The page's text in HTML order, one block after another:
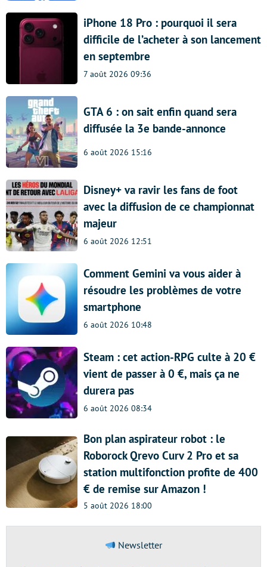
iPhone 18 Pro : pourquoi il sera
difficile de l’acheter à son lancement
en septembre
7 août 2026 09:36
GTA 6 : on sait enfin quand sera
diffusée la 3e bande-annonce
6 août 2026 15:16
Disney+ va ravir les fans de foot
avec la diffusion de ce championnat
majeur
6 août 2026 12:51
Comment Gemini va vous aider à
résoudre les problèmes de votre
smartphone
6 août 2026 10:48
Steam : cet action-RPG culte à 20 €
vient de passer à 0 €, mais ça ne
durera pas
6 août 2026 08:34
Bon plan aspirateur robot : le
Roborock Qrevo Curv 2 Pro et sa
station multifonction profite de 400
€ de remise sur Amazon !
5 août 2026 18:00
Newsletter